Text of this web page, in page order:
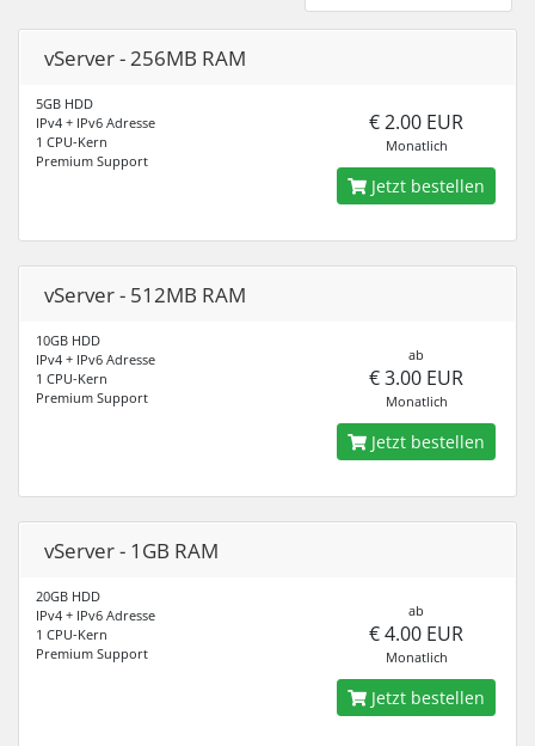
vServer - 256MB RAM
5GB HDD
IPv4 + IPv6 Adresse
1 CPU-Kern
Premium Support
€ 2.00 EUR
Monatlich
Jetzt bestellen
vServer - 512MB RAM
10GB HDD
IPv4 + IPv6 Adresse
1 CPU-Kern
Premium Support
ab
€ 3.00 EUR
Monatlich
Jetzt bestellen
vServer - 1GB RAM
20GB HDD
IPv4 + IPv6 Adresse
1 CPU-Kern
Premium Support
ab
€ 4.00 EUR
Monatlich
Jetzt bestellen